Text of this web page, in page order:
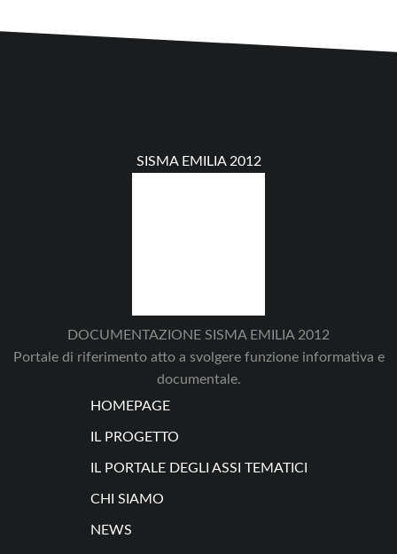
SISMA EMILIA 2012
DOCUMENTAZIONE SISMA EMILIA 2012
Portale di riferimento atto a svolgere funzione informativa e
documentale.
HOMEPAGE
IL PROGETTO
IL PORTALE DEGLI ASSI TEMATICI
CHI SIAMO
NEWS